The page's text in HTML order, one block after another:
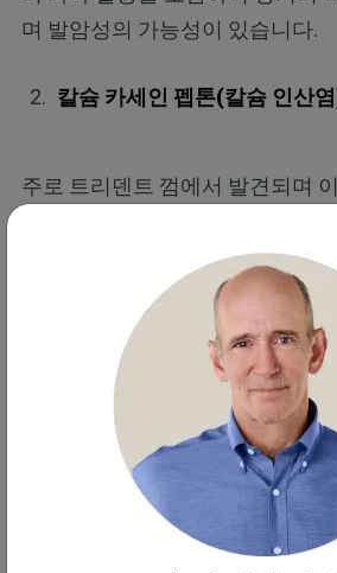
며 발암성의 가능성이 있습니다.
칼슘 카세인 펩톤(칼슘 인산
주로 트리덴트 껌에서 발견되며
는 질감 향상제로 사용되는 것으
인은 고도로 가공된 우유 유도체
에 대해 거의 알려진 바가 없습니
중국에서 아기 분유의 중독과 관
역의 촉발자로 잘 알려져 있습니다.
껌 베이스
'껌 베이스'가 실제로 무엇으로 만
께끼입니다. 조사자들은 보통 엘